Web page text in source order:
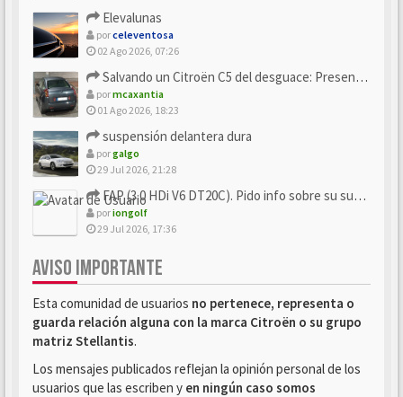
Elevalunas
porceleventosa
02 Ago 2026, 07:26
Salvando un Citroën C5 del desguace: Presentación y seguimiento
pormcaxantia
01 Ago 2026, 18:23
suspensión delantera dura
porgalgo
29 Jul 2026, 21:28
FAP (3.0 HDi V6 DT20C). Pido info sobre su sustitución
poriongolf
29 Jul 2026, 17:36
AVISO IMPORTANTE
Esta comunidad de usuarios no pertenece, representa o
guarda relación alguna con la marca Citroën o su grupo
matriz Stellantis.
Los mensajes publicados reflejan la opinión personal de los
usuarios que las escriben y en ningún caso somos